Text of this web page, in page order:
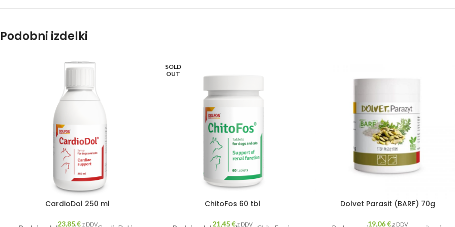
Podobni izdelki
CardioDol 250 ml
23,85€ z DDV
SOLD
OUT
ChitoFos 60 tbl
21,45€ z DDV
Dolvet Parasit (BARF) 70g
19,06€ z DDV